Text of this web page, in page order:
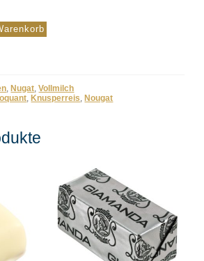
, Nugat,Vollmilch
, Knusperreis, Nougat